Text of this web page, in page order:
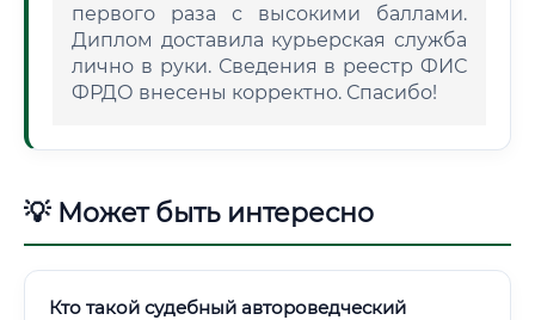
первого раза с высокими баллами.
Диплом доставила курьерская служба
лично в руки. Сведения в реестр ФИС
ФРДО внесены корректно. Спасибо!
💡 Может быть интересно
Кто такой судебный автороведческий